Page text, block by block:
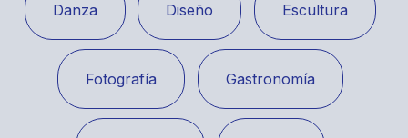
Danza Diseño Escultura
Fotografía Gastronomía